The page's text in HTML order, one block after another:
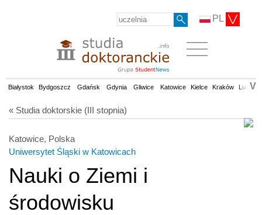
PL
Białystok Bydgoszcz Gdańsk Gdynia Gliwice Katowice Kielce Kraków Lublin
V
« Studia doktorskie (III stopnia)
Katowice, Polska
Uniwersytet Śląski w Katowicach
Nauki o Ziemi i
środowisku